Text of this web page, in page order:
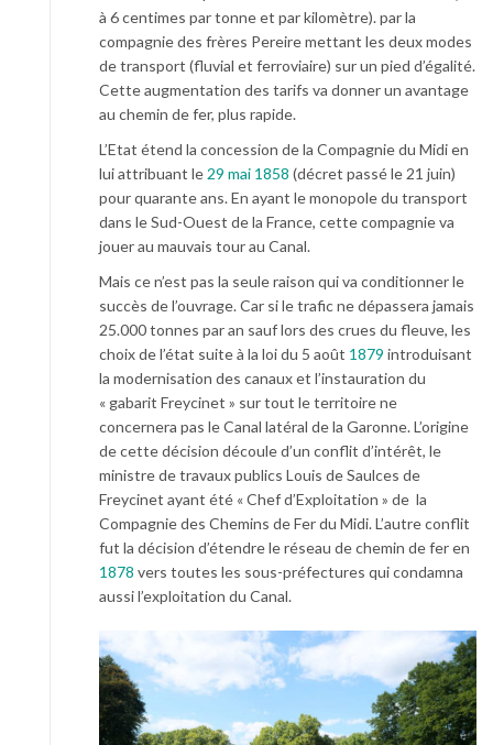
à 6 centimes par tonne et par kilomètre). par la
compagnie des frères Pereire mettant les deux modes
de transport (fluvial et ferroviaire) sur un pied d’égalité.
Cette augmentation des tarifs va donner un avantage
au chemin de fer, plus rapide.
L’Etat étend la concession de la Compagnie du Midi en
lui attribuant le 29 mai 1858 (décret passé le 21 juin)
pour quarante ans. En ayant le monopole du transport
dans le Sud-Ouest de la France, cette compagnie va
jouer au mauvais tour au Canal.
Mais ce n’est pas la seule raison qui va conditionner le
succès de l’ouvrage. Car si le trafic ne dépassera jamais
25.000 tonnes par an sauf lors des crues du fleuve, les
choix de l’état suite à la loi du 5 août 1879 introduisant
la modernisation des canaux et l’instauration du
« gabarit Freycinet » sur tout le territoire ne
concernera pas le Canal latéral de la Garonne. L’origine
de cette décision découle d’un conflit d’intérêt, le
ministre de travaux publics Louis de Saulces de
Freycinet ayant été « Chef d’Exploitation » de la
Compagnie des Chemins de Fer du Midi. L’autre conflit
fut la décision d’étendre le réseau de chemin de fer en
1878 vers toutes les sous-préfectures qui condamna
aussi l’exploitation du Canal.